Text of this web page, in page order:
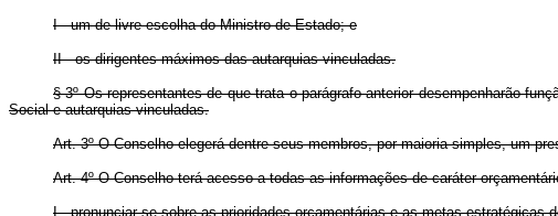
I - um de livre escolha do Ministro de Estado; e
II - os dirigentes máximos das autarquias vinculadas.
§ 3º Os representantes de que trata o parágrafo anterior desempenharão
Social e autarquias vinculadas.
Art. 3º O Conselho elegerá dentre seus membros, por maioria simples, um
Art. 4º O Conselho terá acesso a todas as informações de caráter
I - pronunciar-se sobre as prioridades orçamentárias e as metas estratégicas